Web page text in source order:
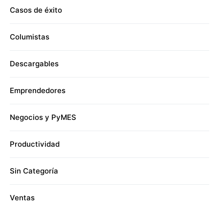
Casos de éxito
Columistas
Descargables
Emprendedores
Negocios y PyMES
Productividad
Sin Categoría
Ventas